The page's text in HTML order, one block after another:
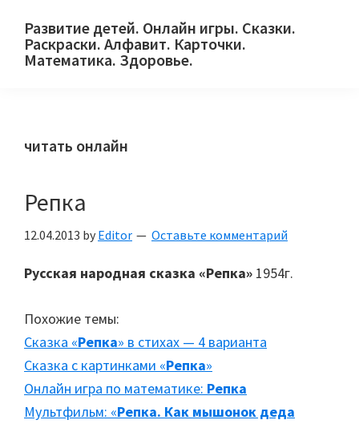
primary
main
primary
Развитие детей. Онлайн игры. Сказки.
Раскраски. Алфавит. Карточки.
Математика. Здоровье.
и
родителей.
читать онлайн
Репка
12.04.2013 by Editor Оставьте комментарий
Русская народная сказка «Репка» 1954г.
Похожие темы:
Сказка «Репка» в стихах — 4 варианта
Сказка с картинками «Репка»
Онлайн игра по математике: Репка
Мультфильм: «Репка. Как мышонок деда